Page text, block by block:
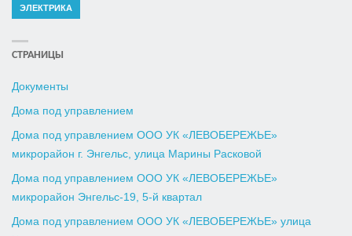
ЭЛЕКТРИКА
СТРАНИЦЫ
Документы
Дома под управлением
Дома под управлением ООО УК «ЛЕВОБЕРЕЖЬЕ»
микрорайон г. Энгельс, улица Марины Расковой
Дома под управлением ООО УК «ЛЕВОБЕРЕЖЬЕ»
микрорайон Энгельс-19, 5-й квартал
Дома под управлением ООО УК «ЛЕВОБЕРЕЖЬЕ» улица